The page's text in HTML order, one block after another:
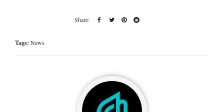
Tags: News